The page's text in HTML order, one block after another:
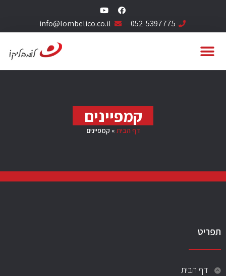
052-5397775
info@lombelico.co.il
קמפיינים
דף הבית » קמפיינים
תפריט
דף הבית